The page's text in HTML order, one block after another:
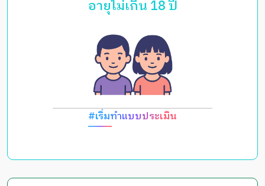
อายุไม่เกิน 18 ปี
#เริ่มทำแบบประเมิน